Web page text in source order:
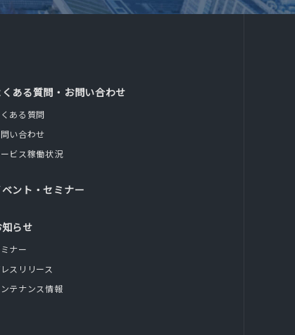
くある質問・お問い合わせ
ある質問
い合わせ
ビス稼働状況
ベント・セミナー
知らせ
ナー
スリリース
ンテナンス情報